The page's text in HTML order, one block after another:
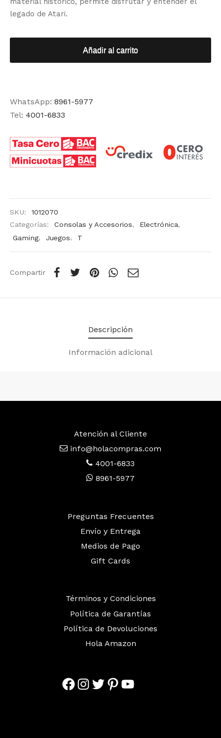
legado de Atari.
Añadir al carrito
WhatsApp: 8961-5977
Tel: 4001-6833
SKU:
1012070
Categorías:
Consolas y Accesorios, Electrónica,
Gaming, Juegos, T
Compartir
Descripción
Información adicional
Atención al Cliente
info@holacompras.com
4001-6833
8961-5977
Preguntas Frecuentes
Envío y Entrega
Medios de Pago
Gift Cards
Términos y Condiciones
Política de Garantías
Política de Devoluciones
Hola Amazon
Facebook
Instagram
Twitter
Pinterest